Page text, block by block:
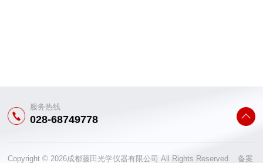
服务热线
028-68749778
Copyright © 2026成都藤田光学仪器有限公司 All Rights Reserved 备案